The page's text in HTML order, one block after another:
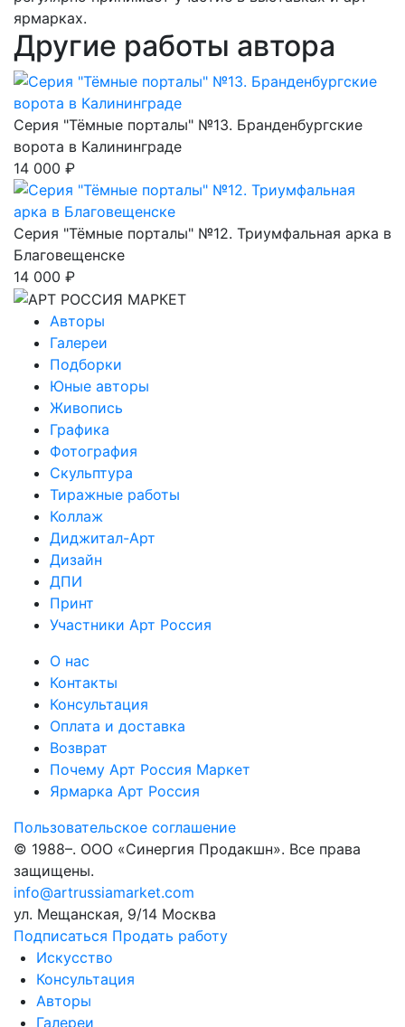
ярмарках.
Другие работы автора
Серия "Тёмные порталы" №13. Бранденбургские
ворота в Калининграде
14 000 ₽
Серия "Тёмные порталы" №12. Триумфальная арка в
Благовещенске
14 000 ₽
Авторы
Галереи
Подборки
Юные авторы
Живопись
Графика
Фотография
Скульптура
Тиражные работы
Коллаж
Диджитал-Арт
Дизайн
ДПИ
Принт
Участники Арт Россия
О нас
Контакты
Консультация
Оплата и доставка
Возврат
Почему Арт Россия Маркет
Ярмарка Арт Россия
Пользовательское соглашение
© 1988–. ООО «Синергия Продакшн». Все права
защищены.
info@artrussiamarket.com
ул. Мещанская, 9/14 Москва
Подписаться Продать работу
Искусство
Консультация
Авторы
Галереи